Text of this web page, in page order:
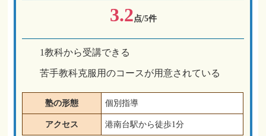
3.2点/5件
1教科から受講できる
苦手教科克服用のコースが用意されている
塾の形態 個別指導
アクセス 港南台駅から徒歩1分